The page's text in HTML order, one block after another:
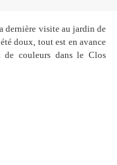
dernière visite au jardin de
doux, tout est en avance
couleurs dans le Clos